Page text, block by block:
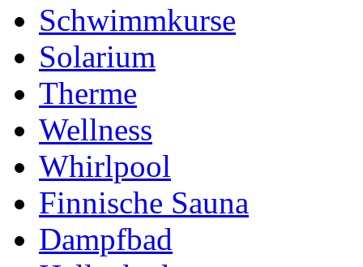
Schwimmkurse
Solarium
Therme
Wellness
Whirlpool
Finnische Sauna
Dampfbad